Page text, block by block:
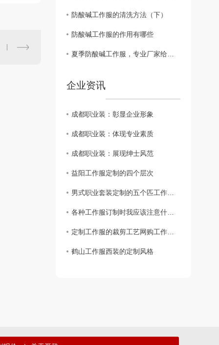
防酸碱工作服的清洗方法（下）
防酸碱工作服的作用有哪些
夏季防酸碱工作服，专业厂家给你安心防护
企业资讯
成都职业装：彰显企业形象
成都职业装：体现专业素质
成都职业装：展现绅士风范
益阳工作服定制的四个层次
男式职业套装定制的五个匹工作服裙底配点
各种工作服订制时我应该注意什么？
定制工作服的裁剪工艺网购工作服要求
鹤山工作服西装的定制风格